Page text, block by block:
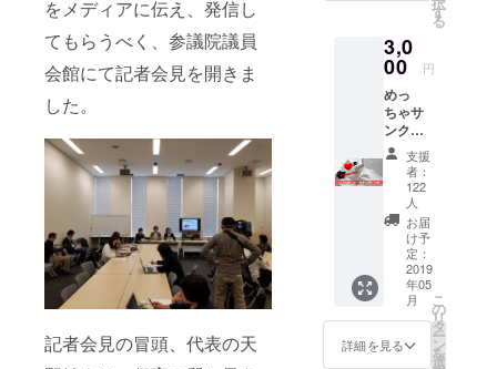
をメディアに伝え、発信し
てもらうべく、参議院議員
会館にて記者会見を開きま
した。
記者会見の冒頭、代表の天
す
る
3,0
00 円
めっ
ちゃサ
ンクス
メール
（お礼
のメッ
セージ
動画付
き）
支援
者：
122
人
お届
け予
定：
2019
年05
月
詳細を見る
こ
の
リ
タ
ー
ン
を
選